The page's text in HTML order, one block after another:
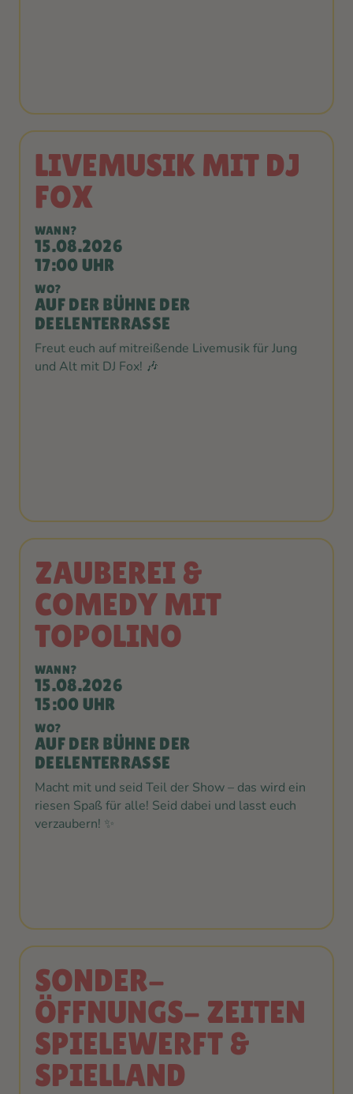
LIVEMUSIK MIT DJ
FOX
WANN?
15.08.2026
17:00 UHR
WO?
AUF DER BÜHNE DER
DEELENTERRASSE
Freut euch auf mitreißende Livemusik für Jung
und Alt mit DJ Fox! 🎶
ZAUBEREI &
COMEDY MIT
TOPOLINO
WANN?
15.08.2026
15:00 UHR
WO?
AUF DER BÜHNE DER
DEELENTERRASSE
Macht mit und seid Teil der Show – das wird ein
riesen Spaß für alle! Seid dabei und lasst euch
verzaubern! ✨
SONDER-
ÖFFNUNGS- ZEITEN
SPIELEWERFT &
SPIELLAND